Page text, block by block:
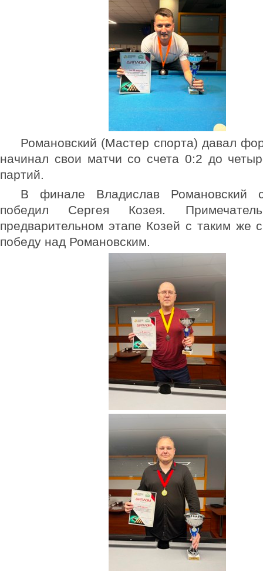
Романовский (Мастер спорта) давал
начинал свои матчи со счета 0:2 до
партий.
В финале Владислав Романовский
победил Сергея Козея.
предварительном этапе Козей с таким же
победу над Романовским.